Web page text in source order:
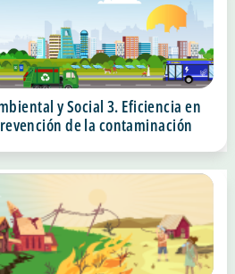
y Social 3. Eficiencia en
de la contaminación